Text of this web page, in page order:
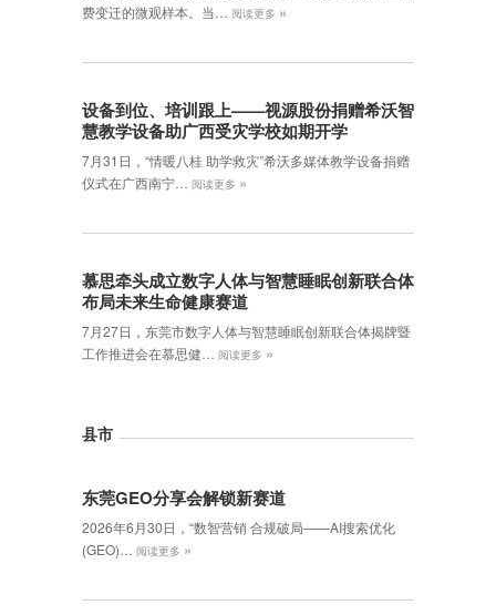
费变迁的微观样本。当…
阅读更多 »
设备到位、培训跟上——视源股份捐赠希沃智
慧教学设备助广西受灾学校如期开学
7月31日，“情暖八桂 助学救灾”希沃多媒体教学设备捐赠
仪式在广西南宁…
阅读更多 »
慕思牵头成立数字人体与智慧睡眠创新联合体
布局未来生命健康赛道
7月27日，东莞市数字人体与智慧睡眠创新联合体揭牌暨
工作推进会在慕思健…
阅读更多 »
县市
东莞GEO分享会解锁新赛道
2026年6月30日，‌“数智营销 合规破局——AI搜索优化
(GEO)…
阅读更多 »